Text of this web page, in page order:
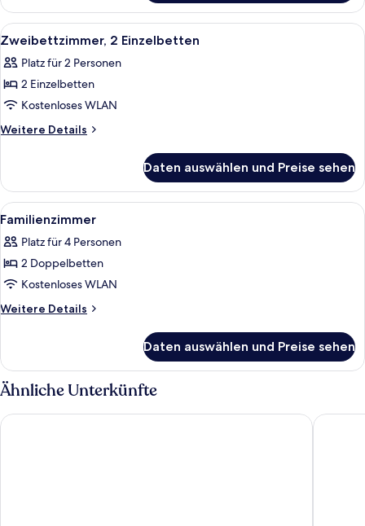
Mehrere
Betten
Alle
Fotos
für
Zweibettzimmer,
2 Einzelbetten
anzeigen
Ein Hotelzimmer mit zwei Betten,
2
Zweibettzimmer, 2 Einzelbetten
Platz für 2 Personen
2 Einzelbetten
Kostenloses WLAN
Weitere Details
Weitere
2 Einzelbetten
Daten auswählen und Preise sehen
Alle
Fotos
für
Familienzimmer
anzeigen
Ein ordentlich bezogenes Bett mit
5
Familienzimmer
Platz für 4 Personen
2 Doppelbetten
Kostenloses WLAN
Weitere Details
Weitere
Daten auswählen und Preise sehen
Ähnliche Unterkünfte
Kyriad ECO - Narbonne Sud